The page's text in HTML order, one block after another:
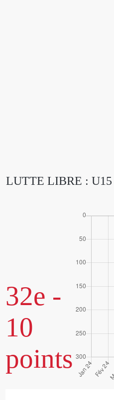
LUTTE LIBRE : U15
32e -
10
points